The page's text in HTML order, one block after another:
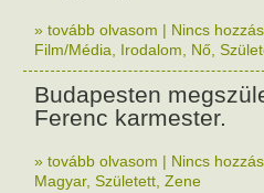
» tovább olvasom | Nincs
Film/Média
Irodalom Nő
Budapesten
Ferenc karmester.
» tovább olvasom | Nincs
Magyar, Született Zene